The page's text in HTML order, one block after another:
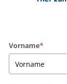
Vorname*